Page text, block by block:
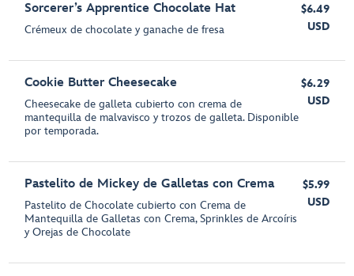
Sorcerer’s Apprentice Chocolate Hat
Crémeux de chocolate y ganache de fresa
$6.49
USD
Cookie Butter Cheesecake
Cheesecake de galleta cubierto con crema de
mantequilla de malvavisco y trozos de galleta. Disponible
por temporada.
$6.29
USD
Pastelito de Mickey de Galletas con Crema
Pastelito de Chocolate cubierto con Crema de
Mantequilla de Galletas con Crema, Sprinkles de Arcoíris
y Orejas de Chocolate
$5.99
USD